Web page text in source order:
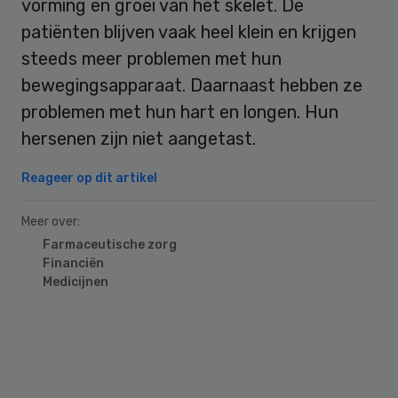
vorming en groei van het skelet. De
patiënten blijven vaak heel klein en krijgen
steeds meer problemen met hun
bewegingsapparaat. Daarnaast hebben ze
problemen met hun hart en longen. Hun
hersenen zijn niet aangetast.
Reageer op dit artikel
Meer over:
Farmaceutische zorg
Financiën
Medicijnen